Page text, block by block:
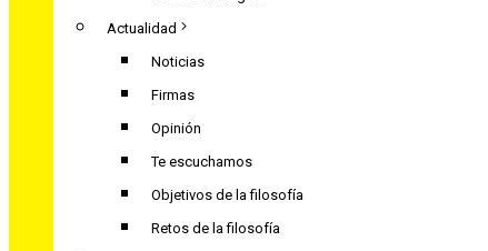
Actualidad
Noticias
Firmas
Opinión
Te escuchamos
Objetivos de la filosofía
Retos de la filosofía